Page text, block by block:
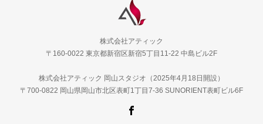
株式会社アティック
〒160-0022 東京都新宿区新宿5丁目11-22 中島ビル2F
株式会社アティック 岡山スタジオ（2025年4月18日開設）
〒700-0822 岡山県岡山市北区表町1丁目7-36 SUNORIENT表町ビル6F